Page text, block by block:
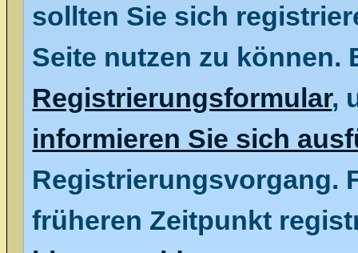
sollten Sie sich
Seite nutzen zu können.
Registrierungsformular,
informieren Sie sich
Registrierungsvorgang.
früheren Zeitpunkt